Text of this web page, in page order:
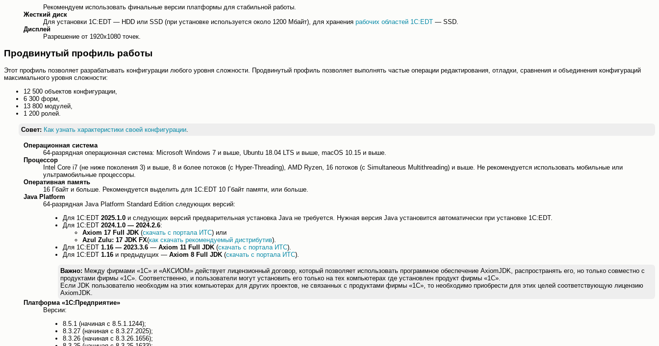
Рекомендуем использовать финальные версии платформы для стабильной работы.
Жесткий диск
Для установки 1C:EDT — HDD или SSD (при установке используется около 1200 Мбайт), для хранения рабочих областей 1C:EDT — SSD.
Дисплей
Разрешение от 1920x1080 точек.
Продвинутый профиль работы
Этот профиль позволяет разрабатывать конфигурации любого уровня сложности. Продвинутый профиль позволяет выполнять частые операции редактирования, отладки, сравнения и объединения конфигураций
максимального уровня сложности:
12 500 объектов конфигурации,
6 300 форм,
13 800 модулей,
1 200 ролей.
Совет: Как узнать характеристики своей конфигурации
Операционная система
64-разрядная операционная система: Microsoft Windows 7 и выше, Ubuntu 18.04 LTS и выше, macOS 10.15 и выше.
Процессор
Intel Core i7 (не ниже поколения 3) и выше, 8 и более потоков (с Hyper-Threading), AMD Ryzen, 16 потоков (c Simultaneous Multithreading) и выше. Не рекомендуется использовать мобильные или
ультрамобильные процессоры.
Оперативная память
16 Гбайт и больше. Рекомендуется выделить для 1C:EDT 10 Гбайт памяти, или больше.
Java Platform
64-разрядная Java Platform Standard Edition следующих версий:
Для 1С:EDT 2025.1.0 и следующих версий предварительная установка Java не требуется. Нужная версия Java установится автоматически при установке 1С:EDT.
Для 1С:EDT 2024.1.0 — 2024.2.6:
Axiom 17 Full JDK (скачать с портала ИТС) или
Azul Zulu: 17 JDK FX(как скачать рекомендуемый дистрибутив).
Для 1С:EDT 1.16 — 2023.3.6 — Axiom 11 Full JDK (скачать с портала ИТС).
Для 1С:EDT 1.16 и предыдущих — Axiom 8 Full JDK (скачать с портала ИТС).
Важно: Между фирмами «1С» и «АКСИОМ» действует лицензионный договор, который позволяет использовать программное обеспечение AxiomJDK, распространять его, но только совместно с
продуктами фирмы «1С». Соответственно, и пользователи могут установить его только на тех компьютерах где установлен продукт фирмы «1С».
Если JDK пользователю необходим на этих компьютерах для других проектов, не связанных с продуктами фирмы «1С», то необходимо приобрести для этих целей соответствующую лицензию
AxiomJDK.
Платформа «1С:Предприятие»
Версии:
8.5.1 (начиная с 8.5.1.1244);
8.3.27 (начиная с 8.3.27.2025);
8.3.26 (начиная с 8.3.26.1656);